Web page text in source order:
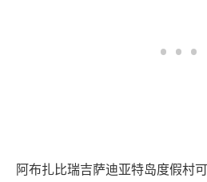
阿布扎比瑞吉萨迪亚特岛度假村